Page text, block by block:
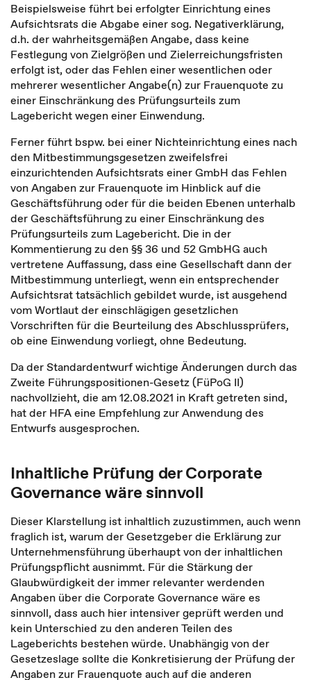
Beispielsweise führt bei erfolgter Einrichtung eines
Aufsichtsrats die Abgabe einer sog. Negativerklärung,
d.h. der wahrheitsgemäßen Angabe, dass keine
Festlegung von Zielgrößen und Zielerreichungsfristen
erfolgt ist, oder das Fehlen einer wesentlichen oder
mehrerer wesentlicher Angabe(n) zur Frauenquote zu
einer Einschränkung des Prüfungsurteils zum
Lagebericht wegen einer Einwendung.
Ferner führt bspw. bei einer Nichteinrichtung eines nach
den Mitbestimmungsgesetzen zweifelsfrei
einzurichtenden Aufsichtsrats einer GmbH das Fehlen
von Angaben zur Frauenquote im Hinblick auf die
Geschäftsführung oder für die beiden Ebenen unterhalb
der Geschäftsführung zu einer Einschränkung des
Prüfungsurteils zum Lagebericht. Die in der
Kommentierung zu den §§ 36 und 52 GmbHG auch
vertretene Auffassung, dass eine Gesellschaft dann der
Mitbestimmung unterliegt, wenn ein entsprechender
Aufsichtsrat tatsächlich gebildet wurde, ist ausgehend
vom Wortlaut der einschlägigen gesetzlichen
Vorschriften für die Beurteilung des Abschlussprüfers,
ob eine Einwendung vorliegt, ohne Bedeutung.
Da der Standardentwurf wichtige Änderungen durch das
Zweite Führungspositionen-Gesetz (FüPoG II)
nachvollzieht, die am 12.08.2021 in Kraft getreten sind,
hat der HFA eine Empfehlung zur Anwendung des
Entwurfs ausgesprochen.
Inhaltliche Prüfung der Corporate
Governance wäre sinnvoll
Dieser Klarstellung ist inhaltlich zuzustimmen, auch wenn
fraglich ist, warum der Gesetzgeber die Erklärung zur
Unternehmensführung überhaupt von der inhaltlichen
Prüfungspflicht ausnimmt. Für die Stärkung der
Glaubwürdigkeit der immer relevanter werdenden
Angaben über die Corporate Governance wäre es
sinnvoll, dass auch hier intensiver geprüft werden und
kein Unterschied zu den anderen Teilen des
Lageberichts bestehen würde. Unabhängig von der
Gesetzeslage sollte die Konkretisierung der Prüfung der
Angaben zur Frauenquote auch auf die anderen